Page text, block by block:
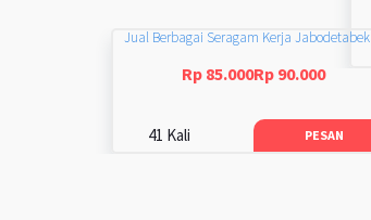
Jual Berbagai Seragam Kerja Jabodetabek
Rp 85.000Rp 90.000
41 Kali PESAN